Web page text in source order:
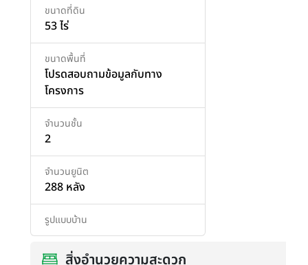
ขนาดที่ดิน
53 ไร่
ขนาดพื้นที่
โปรดสอบถามข้อมูลกับทาง
โครงการ
จำนวนชั้น
2
จำนวนยูนิต
288 หลัง
รูปแบบบ้าน
สิ่งอำนวยความสะดวก